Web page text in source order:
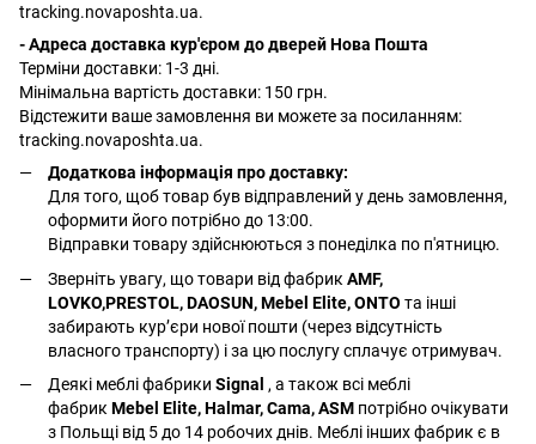
tracking.novaposhta.ua.
- Адреса доставка кур'єром до дверей Нова Пошта
Терміни доставки: 1-3 дні.
Мінімальна вартість доставки: 150 грн.
Відстежити ваше замовлення ви можете за посиланням:
tracking.novaposhta.ua.
Додаткова інформація про доставку:
Для того, щоб товар був відправлений у день замовлення,
оформити його потрібно до 13:00.
Відправки товару здійснюються з понеділка по п'ятницю.
Зверніть увагу, що товари від фабрик AMF,
LOVKO,PRESTOL, DAOSUN, Mebel Elite, ONTO та інші
забирають курʼєри нової пошти (через відсутність
власного транспорту) і за цю послугу сплачує отримувач.
Деякі меблі фабрики Signal , а також всі меблі
фабрик Mebel Elite, Halmar, Cama, ASM потрібно очікувати
з Польщі від 5 до 14 робочих днів. Меблі інших фабрик є в